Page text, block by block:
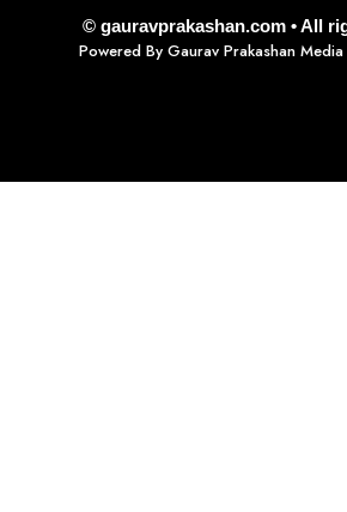
© gauravprakashan.com • All
Powered By Gaurav Prakashan Media